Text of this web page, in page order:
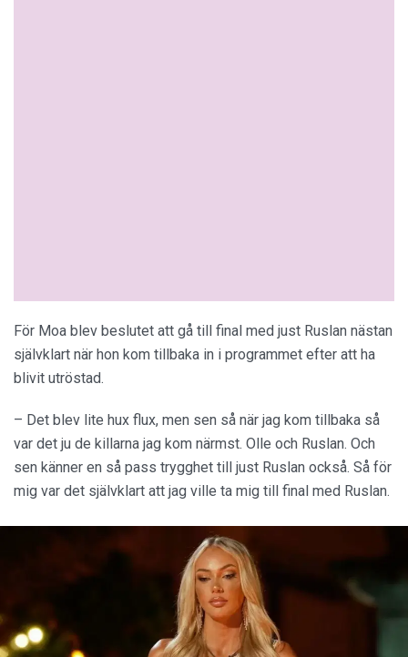
För Moa blev beslutet att gå till final med just Ruslan nästan
självklart när hon kom tillbaka in i programmet efter att ha
blivit utröstad.
– Det blev lite hux flux, men sen så när jag kom tillbaka så
var det ju de killarna jag kom närmst. Olle och Ruslan. Och
sen känner en så pass trygghet till just Ruslan också. Så för
mig var det självklart att jag ville ta mig till final med Ruslan.